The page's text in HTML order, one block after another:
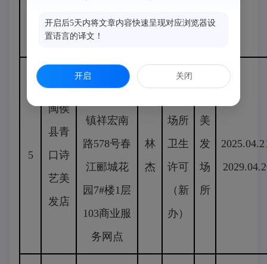
商
户）
服务网点
5
闽侯
县青
口诗
艺美
发店
福建省闽
镇祥宏南
路578号春
江郦城花
园7#楼1层
103商业服
务网点
林
杰
场所
卫生
许可
（新
办）
美
发
场
所
开启后5天内将文章内容快速呈现对应浏览器设
置语言的译文！
开启 关闭